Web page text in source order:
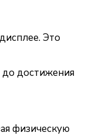
Это
до достижения
физическую